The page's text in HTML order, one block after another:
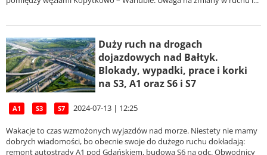
Duży ruch na drogach
dojazdowych nad Bałtyk.
Blokady, wypadki, prace i korki
na S3, A1 oraz S6 i S7
A1 S3 S7 2024-07-13 | 12:25
Wakacje to czas wzmożonych wyjazdów nad morze. Niestety nie mamy
dobrych wiadomości, bo obecnie swoje do dużego ruchu dokładają:
remont autostrady A1 pod Gdańskiem, budowa S6 na odc. Obwodnicy